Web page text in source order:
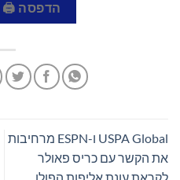
הדפסה 🖨
USPA Global ו-ESPN מרחיבות
את הקשר עם כריס פאולר